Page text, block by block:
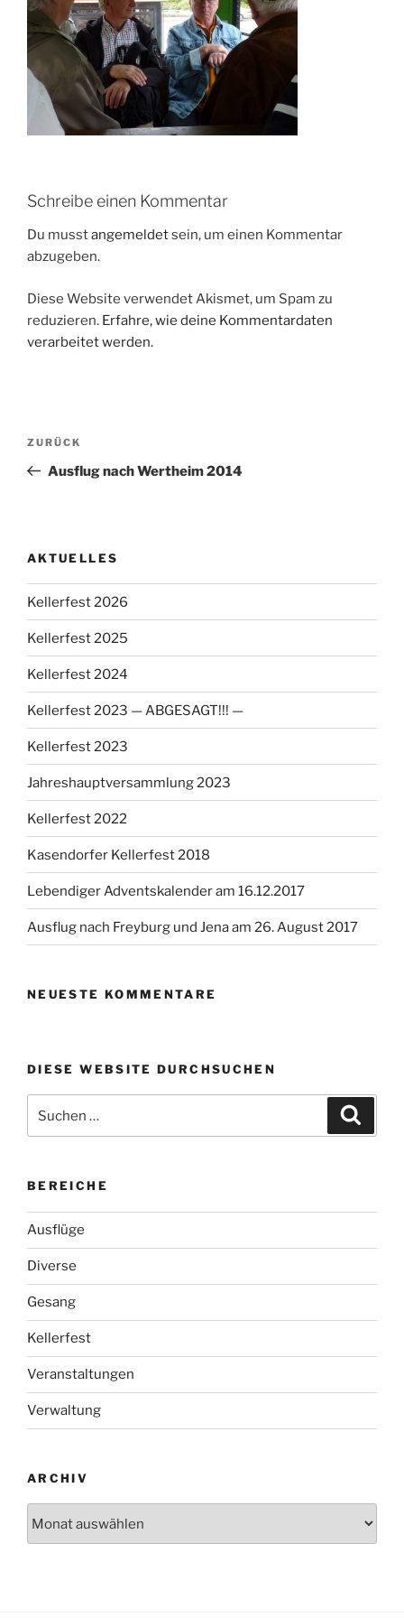
Schreibe einen Kommentar
Du musstangemeldetsein, um einen Kommentar
abzugeben.
Diese Website verwendet Akismet, um Spam zu
reduzieren. Erfahre, wie deine Kommentardaten
verarbeitet werden.
Beitragsnavigation
Vorheriger
Beitrag
ZURÜCK
Ausflug nach Wertheim 2014
AKTUELLES
Kellerfest 2026
Kellerfest 2025
Kellerfest 2024
Kellerfest 2023 — ABGESAGT!!! —
Kellerfest 2023
Jahreshauptversammlung 2023
Kellerfest 2022
Kasendorfer Kellerfest 2018
Lebendiger Adventskalender am 16.12.2017
Ausflug nach Freyburg und Jena am 26. August 2017
NEUESTE KOMMENTARE
DIESE WEBSITE DURCHSUCHEN
nach:
BEREICHE
Ausflüge
Diverse
Gesang
Kellerfest
Veranstaltungen
Verwaltung
ARCHIV